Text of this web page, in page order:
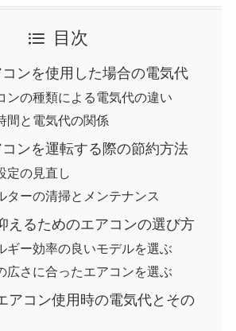
目次
ンを使用した場合の電気代
ンの種類による電気代の違い
間と電気代の関係
ンを運転する際の節約方法
定の見直し
ターの清掃とメンテナンス
えるためのエアコンの選び方
ギー効率の良いモデルを選ぶ
広さに合ったエアコンを選ぶ
アコン使用時の電気代とその